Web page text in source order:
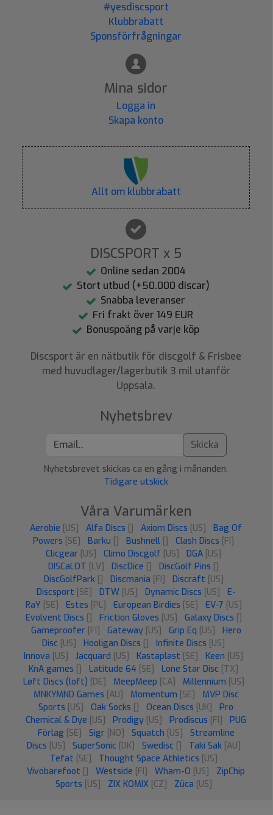
#yesdiscsport
Klubbrabatt
Sponsförfrågningar
Mina sidor
Logga in
Skapa konto
Allt om klubbrabatt
DISCSPORT x 5
Online sedan 2004
Stort utbud (+50.000 discar)
Snabba leveranser
Fri frakt över 149 EUR
Bonuspoäng på varje köp
Discsport är en nätbutik för discgolf & Frisbee
med huvudlager/lagerbutik 3 mil utanför
Uppsala.
Nyhetsbrev
Skicka
Nyhetsbrevet skickas ca en gång i månanden.
Tidigare utskick
Våra Varumärken
Aerobie [US] Alfa Discs Axiom Discs [US]
Bag Of
Powers [SE] Barku Bushnell Clash Discs [FI]
Clicgear [US] Climo Discgolf [US] DGA [US]
DISCaLOT [LV] DiscDice DiscGolf Pins
DiscGolfPark
Discmania [FI] Discraft [US]
Discsport [SE] DTW [US] Dynamic Discs [US]
E-
RaY [SE] Estes [PL] European Birdies [SE] EV-7 [US]
Evolvent Discs
Friction Gloves [US] Galaxy Discs
Gameproofer [FI] Gateway [US] Grip Eq [US]
Hero
Disc [US] Hooligan Discs Infinite Discs [US]
Innova [US] Jacquard [US] Kastaplast [SE] Keen [US]
KnA games
Latitude 64 [SE] Lone Star Disc [TX]
Løft Discs (loft) [DE] MeepMeep [CA] Millennium [US]
MNKYMND Games [AU] Momentum [SE]
MVP Disc
Sports [US] Oak Socks Ocean Discs [UK]
Pro
Chemical & Dye [US] Prodigy [US] Prodiscus [FI]
PUG
Förlag [SE] Sigr [NO] Squatch [US]
Streamline
Discs [US] SuperSonic [DK] Swedisc Taki Sak [AU]
Tefat [SE] Thought Space Athletics [US]
Vivobarefoot
Westside [FI] Wham-O [US]
ZipChip
Sports [US] ZIX KOMIX [CZ] Züca [US]